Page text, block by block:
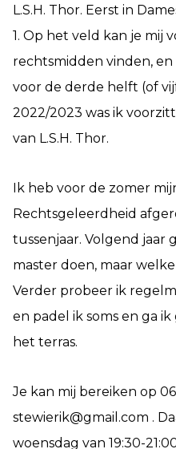
L.S.H. Thor. Eerst in
1. Op het veld kan je mij
rechtsmidden vinden,
voor de derde helft (of
2022/2023 was ik
van L.S.H. Thor.
Ik heb voor de zomer
Rechtsgeleerdheid
tussenjaar. Volgend jaar
master doen, maar
Verder probeer ik
en padel ik soms en ga
het terras.
Je kan mij bereiken op
stewierik@gmail.com .
woensdag van 19:30-